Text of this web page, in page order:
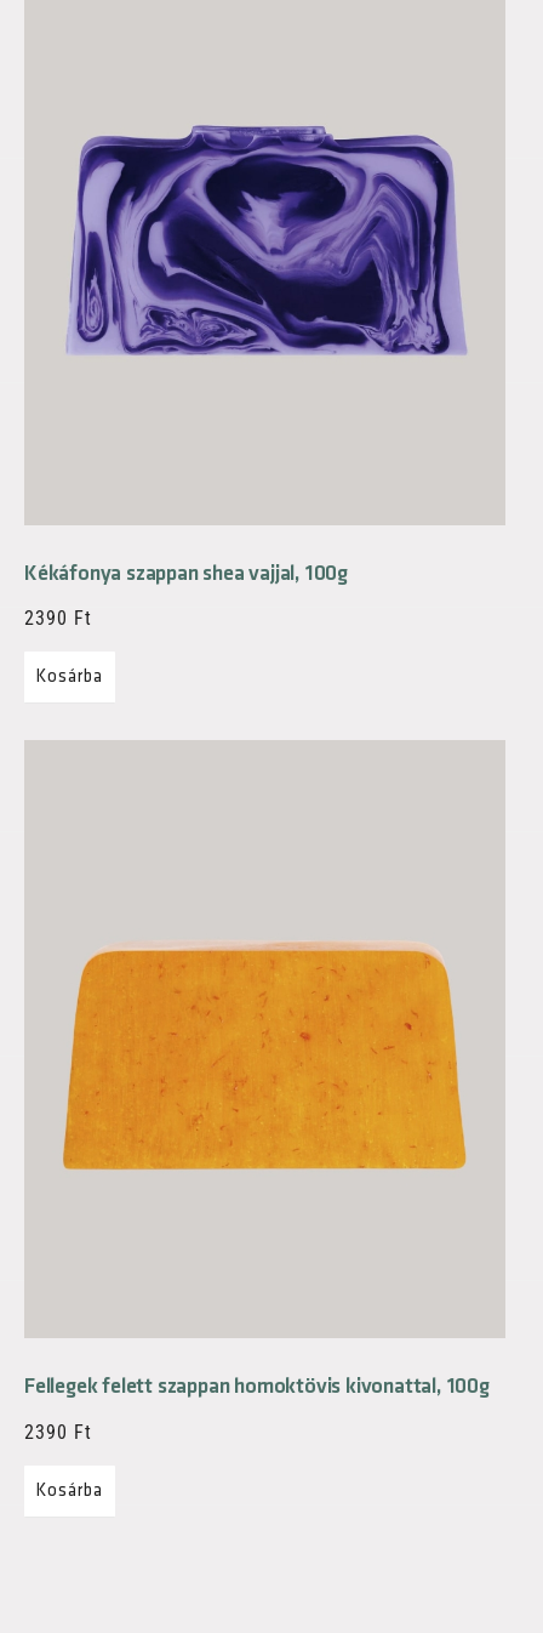
Kékáfonya szappan shea vajjal, 100g
2390 Ft
Kosárba
Fellegek felett szappan homoktövis kivonattal, 100g
2390 Ft
Kosárba